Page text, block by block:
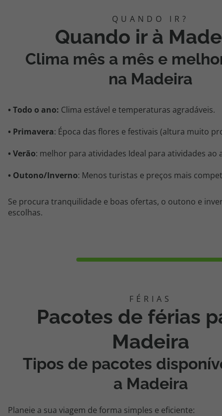
Quando ir à
Clima mês a mês e
na Madeira
• Todo o ano: Clima estável e temperaturas agradáveis.
• Primavera: Época das flores e festivais (altura muito
• Verão: melhor para atividades Ideal para atividades ao
• Outono/Inverno: Menos turistas e preços mais
Se procura tranquilidade e boas ofertas, o outono e
escolhas.
Pacotes de férias
Madeira
Tipos de pacotes
a Madeira
Planeie a sua viagem de forma simples e eficiente: